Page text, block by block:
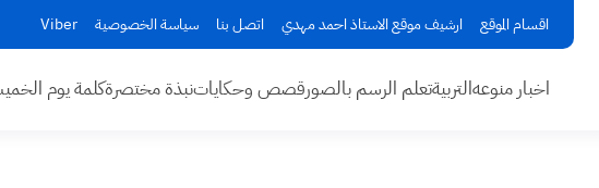
اقسام الموقع ارشيف موقع الاستاذ احمد مهدي اتصل بنا سياسة الخصوصية Viber
اخبار منوعهالتربيةتعلم الرسم بالصورقصص وحكاياتنبذة مختصرةكلمة يوم